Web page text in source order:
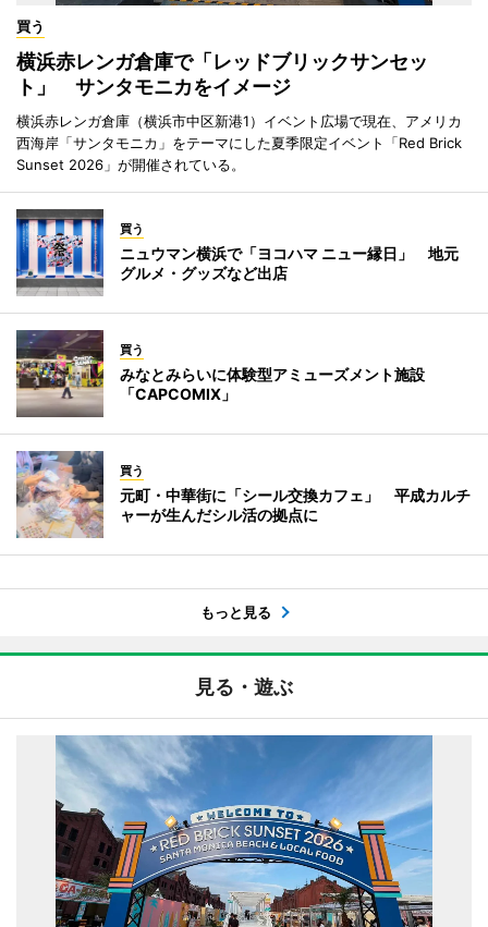
買う
横浜赤レンガ倉庫で「レッドブリックサンセッ
ト」 サンタモニカをイメージ
横浜赤レンガ倉庫（横浜市中区新港1）イベント広場で現在、アメリカ
西海岸「サンタモニカ」をテーマにした夏季限定イベント「Red Brick
Sunset 2026」が開催されている。
買う
ニュウマン横浜で「ヨコハマ ニュー縁日」 地元
グルメ・グッズなど出店
買う
みなとみらいに体験型アミューズメント施設
「CAPCOMIX」
買う
元町・中華街に「シール交換カフェ」 平成カルチ
ャーが生んだシル活の拠点に
もっと見る
見る・遊ぶ